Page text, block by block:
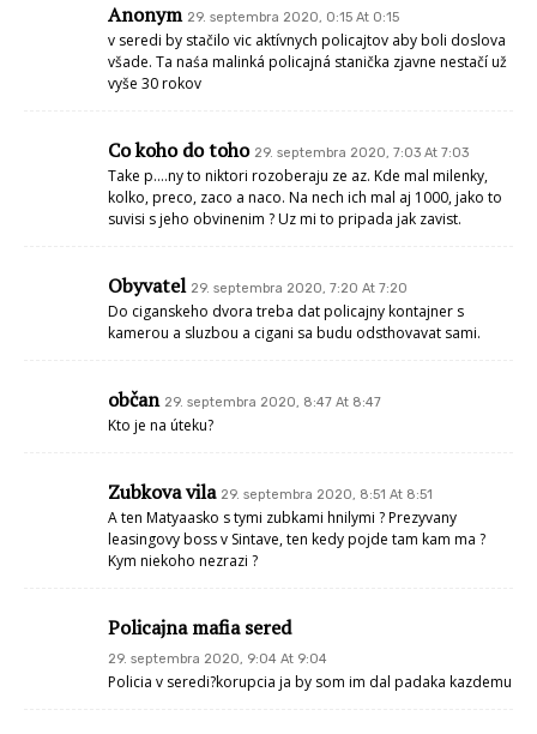
Anonym 29. septembra 2020, 0:15 At 0:15
v seredi by stačilo vic aktívnych policajtov aby boli doslova
všade. Ta naśa malinká policajná stanička zjavne nestačí už
vyše 30 rokov
Co koho do toho 29. septembra 2020, 7:03 At 7:03
Take p….ny to niktori rozoberaju ze az. Kde mal milenky,
kolko, preco, zaco a naco. Na nech ich mal aj 1000, jako to
suvisi s jeho obvinenim ? Uz mi to pripada jak zavist.
Obyvatel 29. septembra 2020, 7:20 At 7:20
Do ciganskeho dvora treba dat policajny kontajner s
kamerou a sluzbou a cigani sa budu odsthovavat sami.
občan 29. septembra 2020, 8:47 At 8:47
Kto je na úteku?
Zubkova vila 29. septembra 2020, 8:51 At 8:51
A ten Matyaasko s tymi zubkami hnilymi ? Prezyvany
leasingovy boss v Sintave, ten kedy pojde tam kam ma ?
Kym niekoho nezrazi ?
Policajna mafia sered
29. septembra 2020, 9:04 At 9:04
Policia v seredi?korupcia ja by som im dal padaka kazdemu